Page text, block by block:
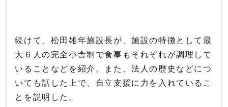
続けて、松田雄年施設長が、施設の特徴として最
大６人の完全小舎制で食事もそれぞれが調理して
いることなどを紹介。また、法人の歴史などにつ
いても話した上で、自立支援に力を入れているこ
とを説明した。